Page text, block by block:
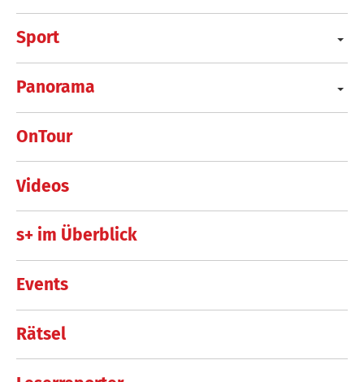
Sport
Panorama
OnTour
Videos
s+ im Überblick
Events
Rätsel